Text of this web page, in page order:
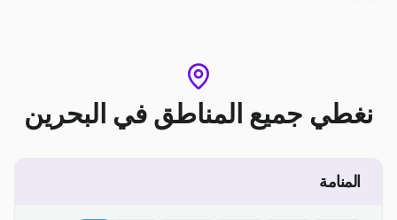
نغطي جميع المناطق في البحرين
المنامة